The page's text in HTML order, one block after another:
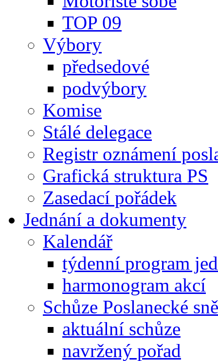
TOP 09
Výbory
předsedové
podvýbory
Komise
Stálé delegace
Registr oznámení
Grafická struktura PS
Zasedací pořádek
Jednání a dokumenty
Kalendář
týdenní program
harmonogram akcí
Schůze Poslanecké
aktuální schůze
navržený pořad